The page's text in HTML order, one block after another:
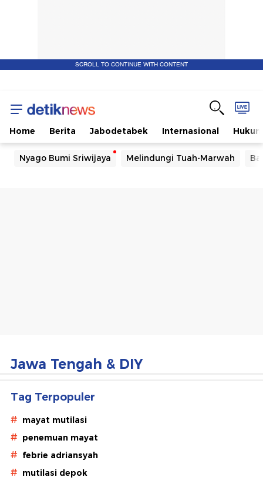
Info
Berita
Lokal
Ini
SCROLL TO CONTINUE WITH CONTENT
Home Berita Jabodetabek Internasional Hukum
Nyago Bumi Sriwijaya Melindungi Tuah-Marwah
Jawa Tengah & DIY
Tag Terpopuler
# mayat mutilasi
# penemuan mayat
# febrie adriansyah
# mutilasi depok